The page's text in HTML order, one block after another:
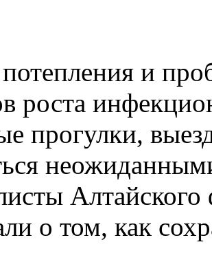
и
роста
прогулки,
о том, как